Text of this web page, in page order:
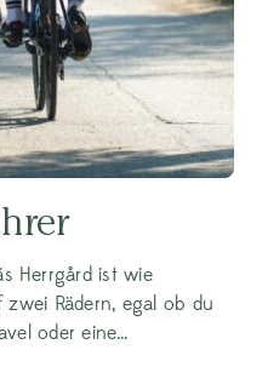
Herrgård ist wie
Rädern, egal ob du
oder eine…